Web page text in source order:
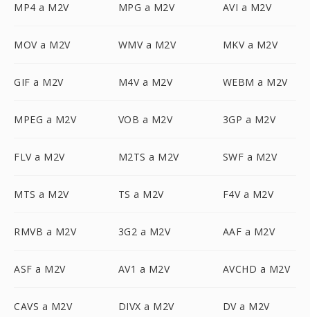
MP4 a M2V MPG a M2V AVI a M2V
MOV a M2V WMV a M2V MKV a M2V
GIF a M2V M4V a M2V WEBM a M2V
MPEG a M2V VOB a M2V 3GP a M2V
FLV a M2V M2TS a M2V SWF a M2V
MTS a M2V TS a M2V F4V a M2V
RMVB a M2V 3G2 a M2V AAF a M2V
ASF a M2V AV1 a M2V AVCHD a M2V
CAVS a M2V DIVX a M2V DV a M2V